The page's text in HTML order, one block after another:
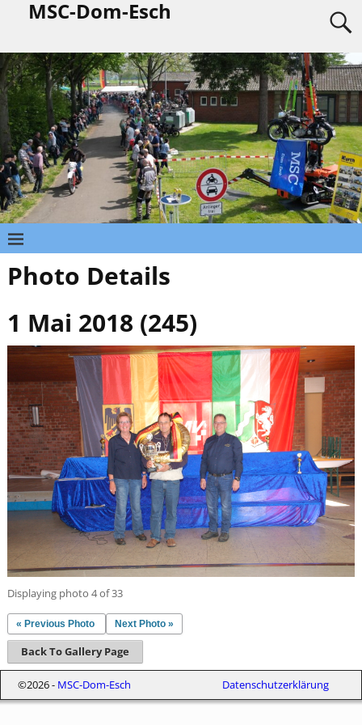
MSC-Dom-Esch
Photo Details
1 Mai 2018 (245)
Displaying photo 4 of 33
« Previous Photo Next Photo »
Back To Gallery Page
©2026 - MSC-Dom-Esch Datenschutzerklärung